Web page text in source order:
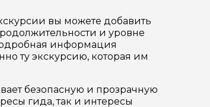
вы можете добавить
и уровне
информация
ту экскурсию, которая им
безопасную и прозрачную
гида, так и интересы